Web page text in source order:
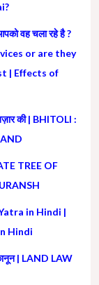
वह चला रहे है ?
or are they
| Effects of
की | BHITOLI :
TREE OF
Yatra in Hindi |
Hindi
| LAND LAW